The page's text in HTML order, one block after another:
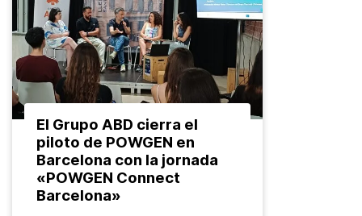
El Grupo ABD cierra el
piloto de POWGEN en
Barcelona con la jornada
«POWGEN Connect
Barcelona»